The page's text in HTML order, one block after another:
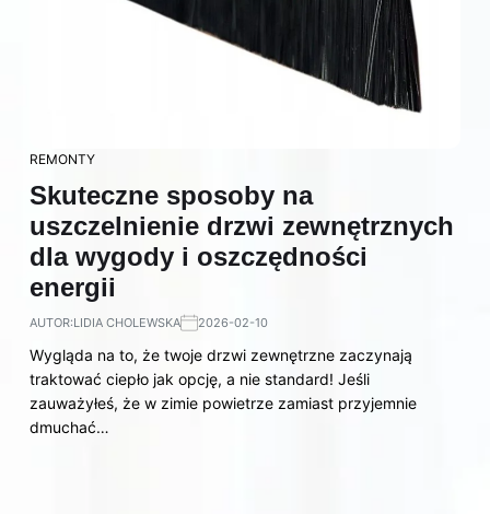
REMONTY
Skuteczne sposoby na
uszczelnienie drzwi zewnętrznych
dla wygody i oszczędności
energii
AUTOR:LIDIA CHOLEWSKA 2026-02-10
Wygląda na to, że twoje drzwi zewnętrzne zaczynają
traktować ciepło jak opcję, a nie standard! Jeśli
zauważyłeś, że w zimie powietrze zamiast przyjemnie
dmuchać…